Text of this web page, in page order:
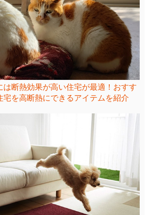
は断熱効果が高い住宅が最適！おすす
宅を高断熱にできるアイテムを紹介